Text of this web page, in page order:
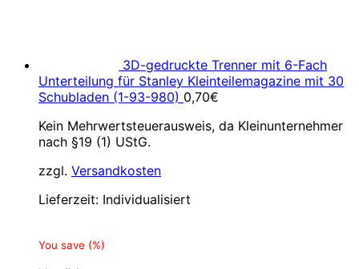
3D-gedruckte Trenner mit 6-Fach
Unterteilung für Stanley Kleinteilemagazine mit 30
Schubladen (1-93-980) 0,70€
Kein Mehrwertsteuerausweis, da Kleinunternehmer
nach §19 (1) UStG.
zzgl. Versandkosten
Lieferzeit: Individualisiert
You save (%)